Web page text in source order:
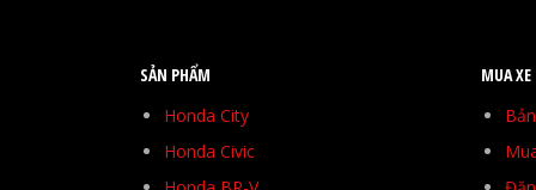
SẢN PHẨM
Honda City
Honda Civic
MUA XE